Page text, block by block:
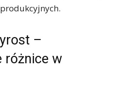
–
różnice w